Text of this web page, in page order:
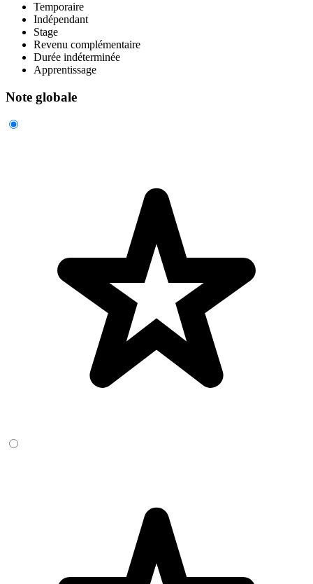
Temporaire
Indépendant
Stage
Revenu complémentaire
Durée indéterminée
Apprentissage
Note globale